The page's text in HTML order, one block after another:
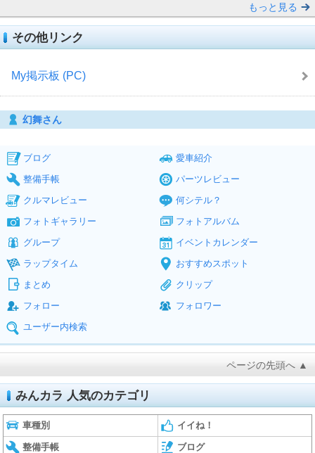
もっと見る
その他リンク
My掲示板 (PC)
幻舞さん
ブログ
愛車紹介
整備手帳
パーツレビュー
クルマレビュー
何シテル？
フォトギャラリー
フォトアルバム
グループ
イベントカレンダー
ラップタイム
おすすめスポット
まとめ
クリップ
フォロー
フォロワー
ユーザー内検索
ページの先頭へ ▲
みんカラ 人気のカテゴリ
車種別 イイね！
整備手帳 ブログ